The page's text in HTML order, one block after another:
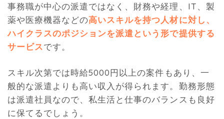
事務職が中心の派遣ではなく、財務や経理、IT、製
薬や医療機器などの高いスキルを持つ人材に対し、
ハイクラスのポジションを派遣という形で提供する
サービスです。
スキル次第では時給5000円以上の案件もあり、一
般的な派遣よりも高い収入が得られます。勤務形態
は派遣社員なので、私生活と仕事のバランスも良好
に保てるでしょう。